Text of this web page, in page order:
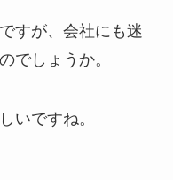
すが、会社にも迷
でしょうか。
いですね。